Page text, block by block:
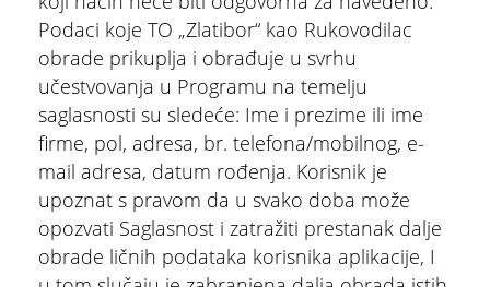
Podaci koje TO „Zlatibor“ kao Rukovodilac
obrade prikuplja i obrađuje u svrhu
učestvovanja u Programu na temelju
saglasnosti su sledeće: Ime i prezime ili ime
firme, pol, adresa, br. telefona/mobilnog, e-
mail adresa, datum rođenja. Korisnik je
upoznat s pravom da u svako doba može
opozvati Saglasnost i zatražiti prestanak dalje
obrade ličnih podataka korisnika aplikacije, I